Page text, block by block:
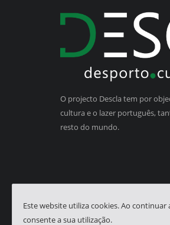
O projecto Descla tem por
cultura e o lazer português,
resto do mundo.
Este website utiliza cookies. Ao continuar
consente a sua utilização.